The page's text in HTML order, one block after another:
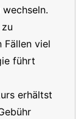
zu
Fällen viel
führt
erhältst